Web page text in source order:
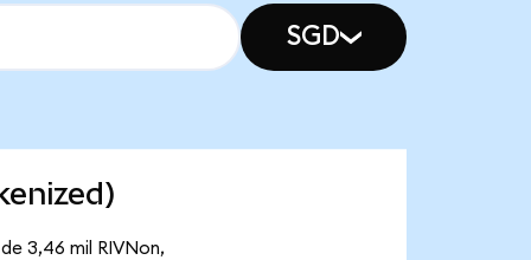
SGD
3,46 mil RIVNon,